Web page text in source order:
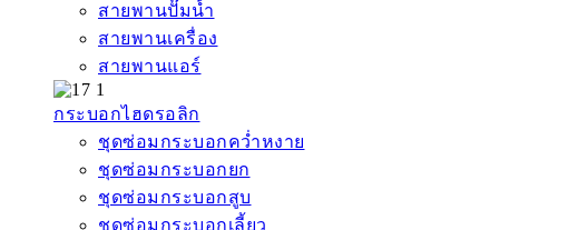
สายพานปั๊มน้ำ
สายพานเครื่อง
สายพานแอร์
กระบอกไฮดรอลิก
ชุดซ่อมกระบอกคว่ำหงาย
ชุดซ่อมกระบอกยก
ชุดซ่อมกระบอกสูบ
ชุดซ่อมกระบอกเลี้ยว